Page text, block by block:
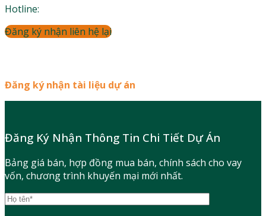
Hotline:
Đăng ký nhận liên hệ lại
Đăng ký nhận tài liệu dự án
Đăng Ký Nhận Thông Tin Chi Tiết Dự Án
Bảng giá bán, hợp đồng mua bán, chính sách cho vay
vốn, chương trình khuyến mại mới nhất.